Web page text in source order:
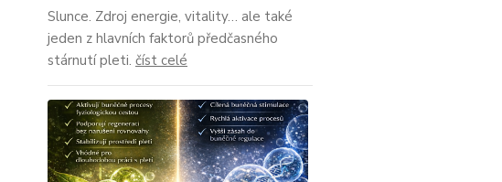
Slunce. Zdroj energie, vitality… ale také
jeden z hlavních faktorů předčasného
stárnutí pleti. číst celé